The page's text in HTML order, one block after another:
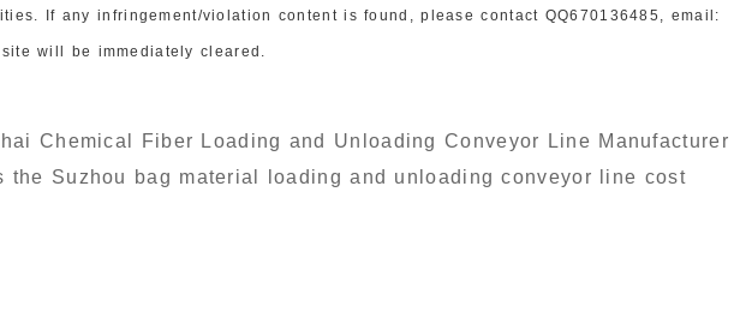
If any infringement/violation content is found, please contact QQ670136485, email:
will be immediately cleared.
Chemical Fiber Loading and Unloading Conveyor Line Manufacturer
the Suzhou bag material loading and unloading conveyor line cost